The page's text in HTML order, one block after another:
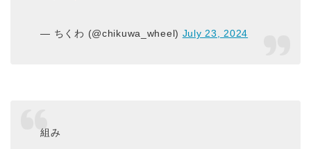
— ちくわ (@chikuwa_wheel) July 23, 2024
組み